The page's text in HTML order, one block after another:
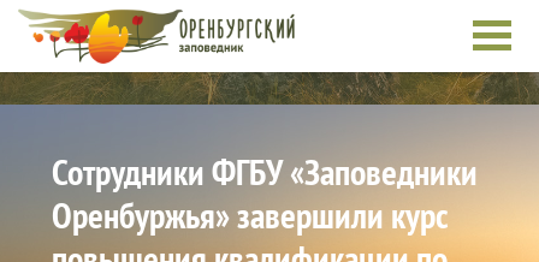
Skip to main content
Сотрудники ФГБУ «Заповедники
Оренбуржья» завершили курс